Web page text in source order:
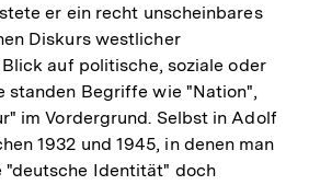
er ein recht unscheinbares
Diskurs westlicher
auf politische, soziale oder
standen Begriffe wie "Nation",
im Vordergrund. Selbst in Adolf
1932 und 1945, in denen man
"deutsche Identität" doch